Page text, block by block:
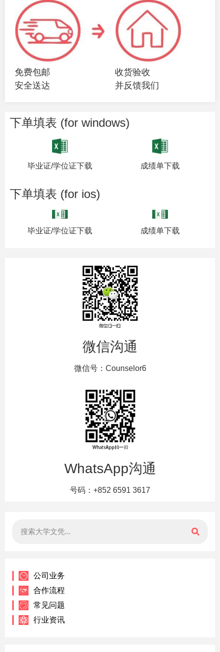
免费包邮
安全送达
收货验收
并反馈我们
下单填表 (for windows)
毕业证/学位证下载 成绩单下载
下单填表 (for ios)
毕业证/学位证下载 成绩单下载
微信沟通
微信号：Counselor6
WhatsApp沟通
号码：+852 6591 3617
公司业务
合作流程
常见问题
行业资讯